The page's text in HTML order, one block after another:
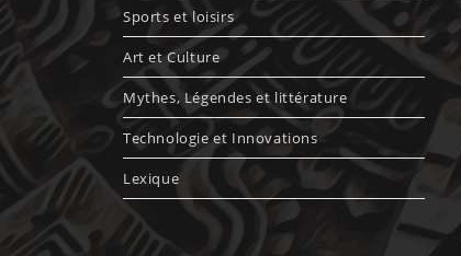
Sports et loisirs
Art et Culture
Mythes, Légendes et littérature
Technologie et Innovations
Lexique